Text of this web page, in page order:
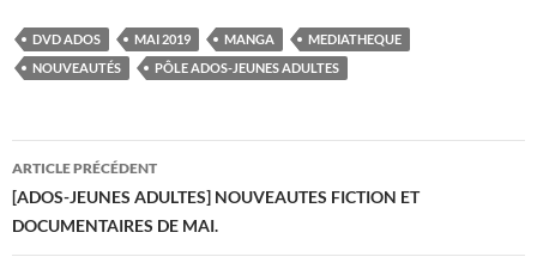
e
b
o
k
itt
er
er
es
m
bl
ta
g
DVD ADOS MAI 2019 MANGA
MEDIATHEQUE
NOUVEAUTÉS
PÔLE ADOS-JEUNES ADULTES
Navigation
des
articles
ARTICLE PRÉCÉDENT
[ADOS-JEUNES ADULTES] NOUVEAUTES FICTION ET
DOCUMENTAIRES DE MAI.